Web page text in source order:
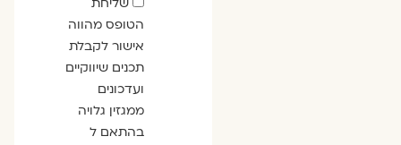
הסכמה
שליחת
הטופס מהווה
אישור לקבלת
תכנים שיווקיים
ועדכונים
ממגזין גלויה
בהתאם ל